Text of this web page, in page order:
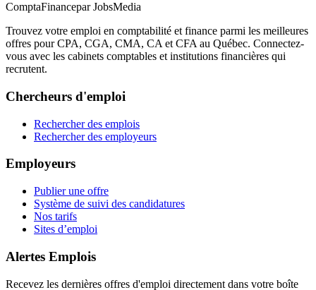
ComptaFinancepar JobsMedia
Trouvez votre emploi en comptabilité et finance parmi les meilleures
offres pour CPA, CGA, CMA, CA et CFA au Québec. Connectez-
vous avec les cabinets comptables et institutions financières qui
recrutent.
Chercheurs d'emploi
Rechercher des emplois
Rechercher des employeurs
Employeurs
Publier une offre
Système de suivi des candidatures
Nos tarifs
Sites d’emploi
Alertes Emplois
Recevez les dernières offres d'emploi directement dans votre boîte